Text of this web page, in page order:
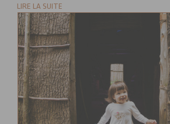
LIRE LA SUITE